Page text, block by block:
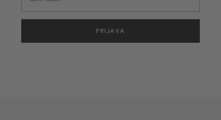
PRIJAVA